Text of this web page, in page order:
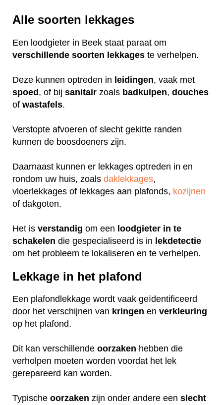
Alle soorten lekkages
Een loodgieter in Beek staat paraat om
verschillende soorten lekkages te verhelpen.
Deze kunnen optreden in leidingen, vaak met
spoed, of bij sanitair zoals badkuipen, douches
of wastafels.
Verstopte afvoeren of slecht gekitte randen
kunnen de boosdoeners zijn.
Daarnaast kunnen er lekkages optreden in en
rondom uw huis, zoals daklekkages,
vloerlekkages of lekkages aan plafonds, kozijnen
of dakgoten.
Het is verstandig om een loodgieter in te
schakelen die gespecialiseerd is in lekdetectie
om het probleem te lokaliseren en te verhelpen.
Lekkage in het plafond
Een plafondlekkage wordt vaak geïdentificeerd
door het verschijnen van kringen en verkleuring
op het plafond.
Dit kan verschillende oorzaken hebben die
verholpen moeten worden voordat het lek
gerepareerd kan worden.
Typische oorzaken zijn onder andere een slecht